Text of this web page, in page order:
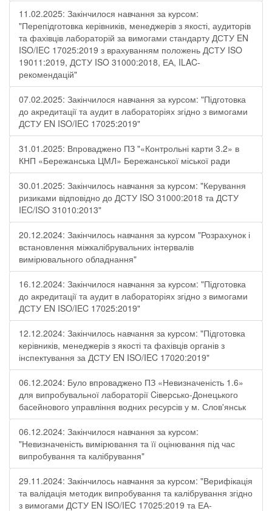
11.02.2025: Закінчилося навчання за курсом:
"Перепідготовка керівників, менеджерів з якості, аудиторів
та фахівців лабораторій за вимогами стандарту ДСТУ EN
ISO/IEC 17025:2019 з врахуванням положень ДСТУ ISO
19011:2019, ДСТУ ISO 31000:2018, ЕА, ILAC-
рекомендацій"
07.02.2025: Закінчилося навчання за курсом: "Підготовка
до акредитації та аудит в лабораторіях згідно з вимогами
ДСТУ EN ISO/IEC 17025:2019"
31.01.2025: Впроваджено ПЗ "«Контрольні карти 3.2» в
КНП «Бережанська ЦМЛ» Бережанської міської ради
30.01.2025: Закінчилось навчання за курсом: "Керування
ризиками відповідно до ДСТУ ISO 31000:2018 та ДСТУ
IEC/ISO 31010:2013"
20.12.2024: Закінчилось навчання за курсом "Розрахунок і
встановлення міжкалібрувальних інтервалів
вимірювального обладнання"
16.12.2024: Закінчилося навчання за курсом: "Підготовка
до акредитації та аудит в лабораторіях згідно з вимогами
ДСТУ EN ISO/IEC 17025:2019"
12.12.2024: Закінчилось навчання за курсом: "Підготовка
керівників, менеджерів з якості та фахівців органів з
інспектування за ДСТУ EN ISO/IEC 17020:2019"
06.12.2024: Було впроваджено ПЗ «Невизначеність 1.6»
для випробувальної лабораторії Cіверсько-Донецького
басейнового управління водних ресурсів у м. Слов'янськ
06.12.2024: Закінчилося навчання за курсом:
"Невизначеність вимірювання та її оцінювання під час
випробування та калібрування"
29.11.2024: Закінчилось навчання за курсом: "Верифікація
та валідація методик випробування та калібрування згідно
з вимогами ДСТУ EN ISO/IEC 17025:2019 та ЕА-